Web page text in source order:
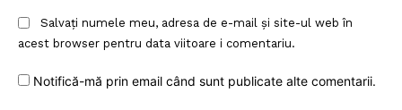
Un proiect
FREEDOM HOUSE ROMÂNIA
Salvați numele meu, adresa de e-mail și site-ul web în
acest browser pentru data viitoare i comentariu.
Notifică-mă prin email când sunt publicate alte comentarii.